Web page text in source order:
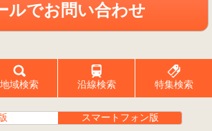
ルでお問い合わせ
地域検索 沿線検索 特集検索
スマートフォン版